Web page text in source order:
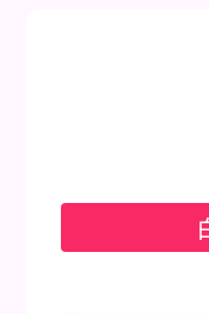
歯のメンテナ
お子さんの治療